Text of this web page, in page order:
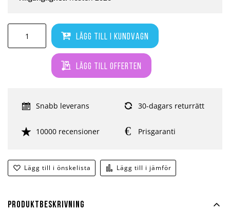
Lägg till i kundvagn
Lägg till offerten
Lägg till i önskelista Lägg till i jämför
Snabb leverans 30-dagars returrätt
10000 recensioner Prisgaranti
Produktbeskrivning